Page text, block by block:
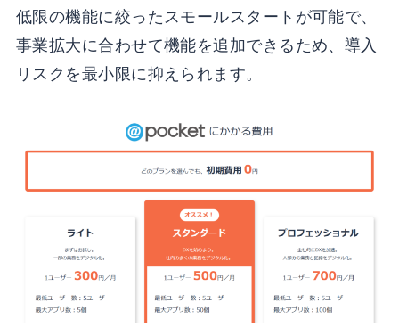
低限の機能に絞ったスモールスタートが可能で、
事業拡大に合わせて機能を追加できるため、導入
リスクを最小限に抑えられます。